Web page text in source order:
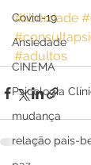
Covid-19
Ansiedade
CINEMA
Psicologia
mudança
relação pais-
#liberdade
#adultos